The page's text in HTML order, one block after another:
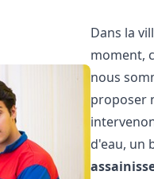
Dans la
moment,
nous
proposer
d'eau, un